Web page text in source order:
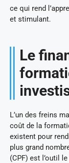
ce qui rend
et stimulant.
Le
L’un des freins
coût de la
existent pour
plus grand
(CPF) est l’outil